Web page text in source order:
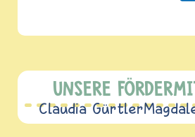
UNSERE
Claudia Gürtler